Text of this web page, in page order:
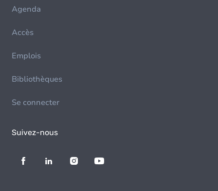
Agenda
Accès
Emplois
Bibliothèques
Se connecter
Suivez-nous